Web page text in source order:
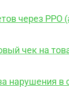
через РРО
чек на
нарушения в